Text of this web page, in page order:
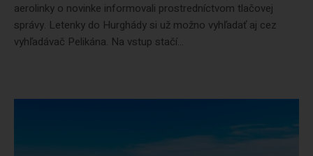
aerolinky o novinke informovali prostredníctvom tlačovej
správy. Letenky do Hurghády si už možno vyhľadať aj cez
vyhľadávač Pelikána. Na vstup stačí...